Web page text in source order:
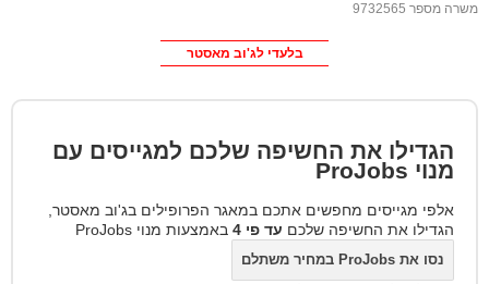
משרה מספר 9732565
בלעדי לג'וב מאסטר
הגדילו את החשיפה שלכם למגייסים עם
מנוי ProJobs
אלפי מגייסים מחפשים אתכם במאגר הפרופילים בג'וב מאסטר,
הגדילו את החשיפה שלכם עד פי 4 באמצעות מנוי ProJobs
נסו את ProJobs במחיר משתלם